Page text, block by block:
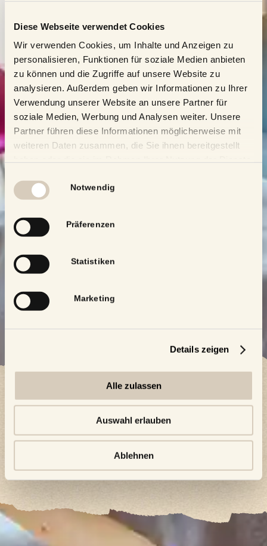
Diese Webseite verwendet Cookies
Wir verwenden Cookies, um Inhalte und Anzeigen zu
personalisieren, Funktionen für soziale Medien anbieten
zu können und die Zugriffe auf unsere Website zu
analysieren. Außerdem geben wir Informationen zu Ihrer
Verwendung unserer Website an unsere Partner für
soziale Medien, Werbung und Analysen weiter. Unsere
Partner führen diese Informationen möglicherweise mit
weiteren Daten zusammen, die Sie ihnen bereitgestellt
Einwilligungsauswahl
Notwendig
Präferenzen
Statistiken
Marketing
Details zeigen
Alle zulassen
Auswahl erlauben
Ablehnen
Zimmer buchen